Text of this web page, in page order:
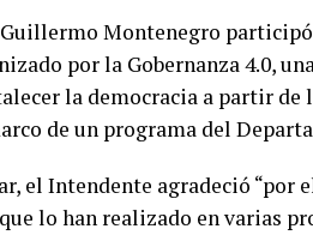
Montenegro participó
por la Gobernanza 4.0,
la democracia a partir de
de un programa del
el Intendente agradeció “por
lo han realizado en varias